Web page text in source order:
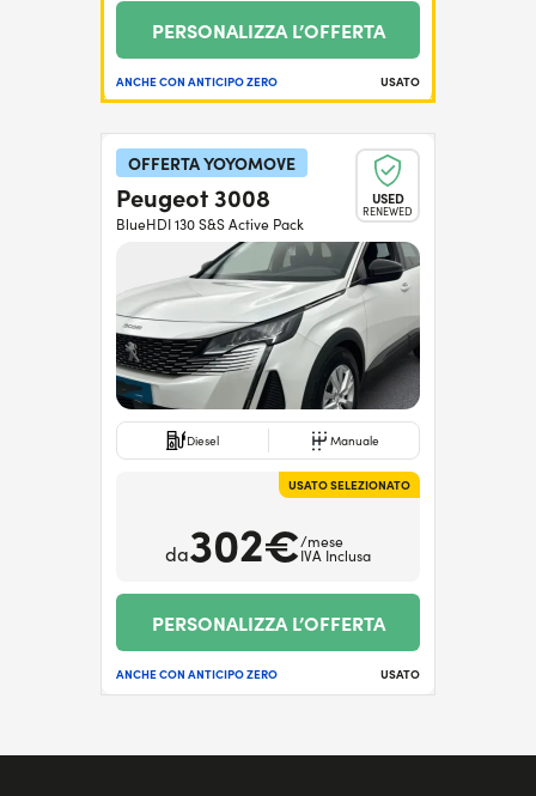
PERSONALIZZA L’OFFERTA
ANCHE CON ANTICIPO ZERO USATO
OFFERTA YOYOMOVE
USED
RENEWED
Peugeot 3008
BlueHDI 130 S&S Active Pack
Diesel Manuale
USATO SELEZIONATO
da302€/mese
IVA Inclusa
PERSONALIZZA L’OFFERTA
ANCHE CON ANTICIPO ZERO USATO